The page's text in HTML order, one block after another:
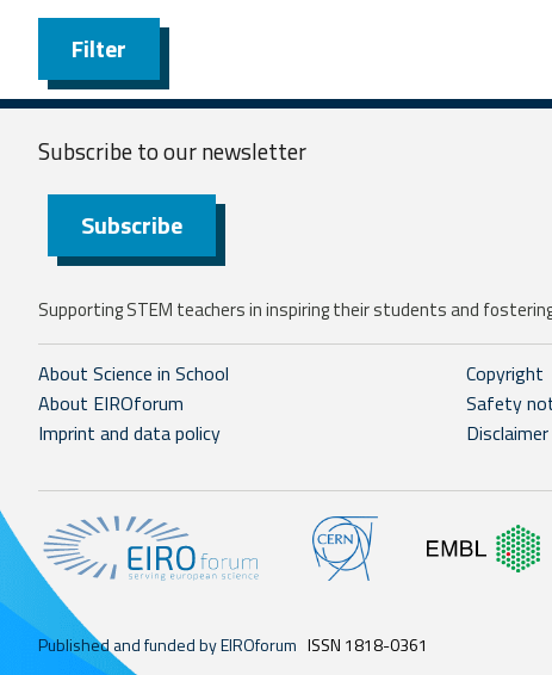
Filter
Subscribe to ournewsletter
Subscribe
Supporting STEM teachers in inspiring their students and
About Science in School
About EIROforum
Imprint and data policy
Copyright
Safety
Disclaimer
Published and funded by EIROforum ISSN 1818-0361